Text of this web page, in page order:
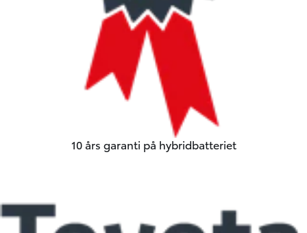
10 års garanti på hybridbatteriet